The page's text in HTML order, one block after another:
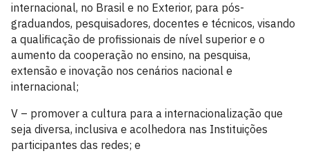
internacional, no Brasil e no Exterior, para pós-
graduandos, pesquisadores, docentes e técnicos, visando
a qualificação de profissionais de nível superior e o
aumento da cooperação no ensino, na pesquisa,
extensão e inovação nos cenários nacional e
internacional;
V – promover a cultura para a internacionalização que
seja diversa, inclusiva e acolhedora nas Instituições
participantes das redes; e